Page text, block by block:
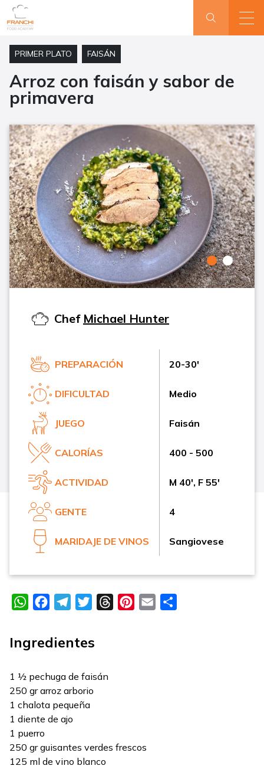
PRIMER PLATO FAISÁN
Arroz con faisán y sabor de
primavera
Chef Michael Hunter
PREPARACIÓN 20-30'
DIFICULTAD Medio
JUEGO Faisán
CALORÍAS 400 - 500
ACTIVIDAD M 40', F 55'
GENTE 4
MARIDAJE DE VINOS Sangiovese
WhatsAppFacebookTelegramTwitterThreadsPinterest
Email
Ingredientes
1 ½ pechuga de faisán
250 gr arroz arborio
1 chalota pequeña
1 diente de ajo
1 puerro
250 gr guisantes verdes frescos
125 ml de vino blanco